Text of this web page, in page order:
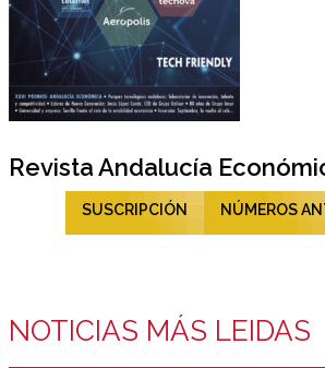
Revista Andalucía
SUSCRIPCIÓN NÚMEROS
NOTICIAS MÁS LEIDAS